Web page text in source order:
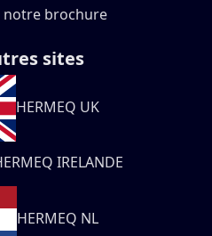
notre brochure
sites
HERMEQ UK
IRELANDE
HERMEQ NL